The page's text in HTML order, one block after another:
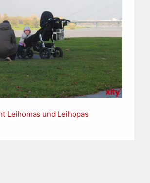
Leihomas und Leihopas